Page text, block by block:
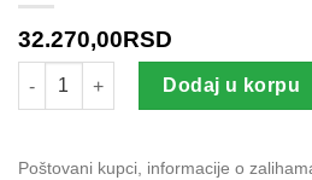
32.270,00RSD
Seme kukuruza Dekalb DKC 5110
Dodaj u korpu
Poštovani kupci, informacije o